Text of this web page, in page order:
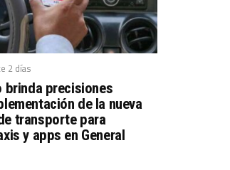
2 días
brinda precisiones
de la nueva
transporte para
y apps en General